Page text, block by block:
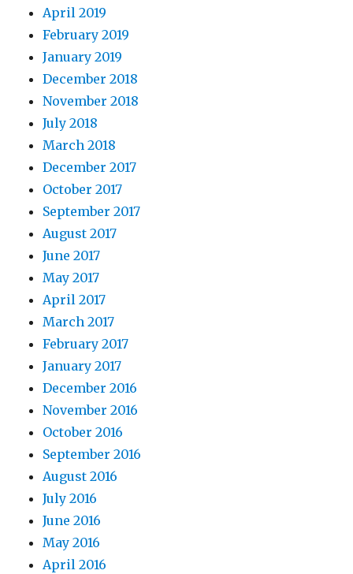
April 2019
February 2019
January 2019
December 2018
November 2018
July 2018
March 2018
December 2017
October 2017
September 2017
August 2017
June 2017
May 2017
April 2017
March 2017
February 2017
January 2017
December 2016
November 2016
October 2016
September 2016
August 2016
July 2016
June 2016
May 2016
April 2016